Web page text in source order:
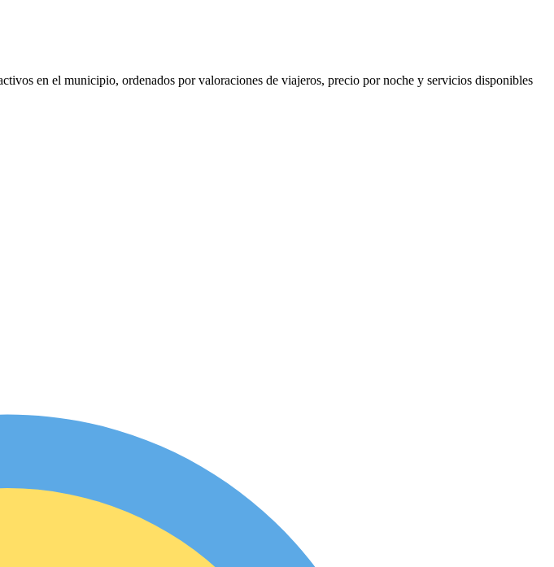
en el municipio, ordenados por valoraciones de viajeros, precio por noche y servicios disponibles